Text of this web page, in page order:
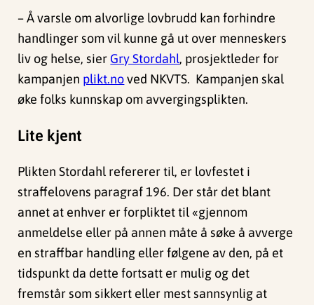
– Å varsle om alvorlige lovbrudd kan forhindre
handlinger som vil kunne gå ut over menneskers
liv og helse, sier Gry Stordahl, prosjektleder for
kampanjen plikt.noved NKVTS. Kampanjen skal
øke folks kunnskap om avvergingsplikten.
Lite kjent
Plikten Stordahl refererer til, er lovfestet i
straffelovens paragraf 196. Der står det blant
annet at enhver er forpliktet til «gjennom
anmeldelse eller på annen måte å søke å avverge
en straffbar handling eller følgene av den, på et
tidspunkt da dette fortsatt er mulig og det
fremstår som sikkert eller mest sannsynlig at